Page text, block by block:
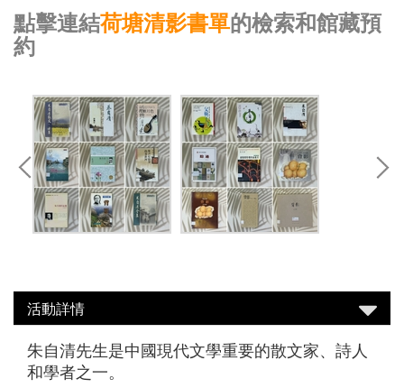
點擊連結荷塘清影書單的檢索和館藏預
約
活動詳情
朱自清先生是中國現代文學重要的散文家、詩人
和學者之一。